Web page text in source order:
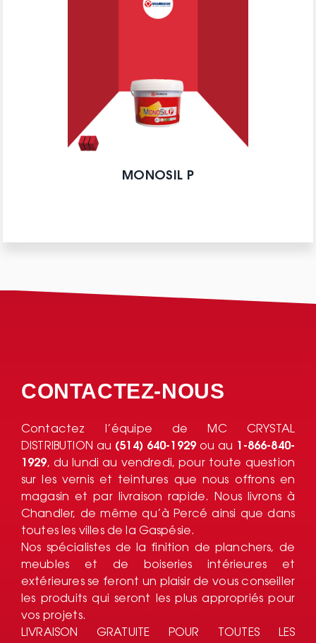
MONOSIL P
CONTACTEZ-NOUS
Contactez l’équipe de MC CRYSTAL
DISTRIBUTION au (514) 640-1929 ou au
1-866-840-
1929, du lundi au vendredi, pour toute question
sur les vernis et teintures que nous offrons en
magasin et par livraison rapide. Nous livrons à
Chandler, de même qu’à Percé ainsi que dans
toutes les villes de la Gaspésie.
Nos spécialistes de la finition de planchers, de
meubles et de boiseries intérieures et
extérieures se feront un plaisir de vous conseiller
les produits qui seront les plus appropriés pour
vos projets.
LIVRAISON GRATUITE POUR TOUTES LES